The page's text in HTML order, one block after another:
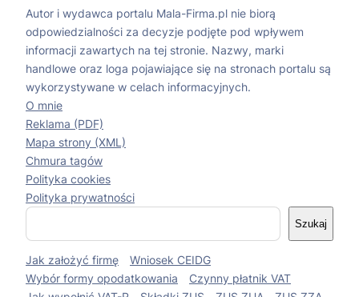
Autor i wydawca portalu Mala-Firma.pl nie biorą
odpowiedzialności za decyzje podjęte pod wpływem
informacji zawartych na tej stronie. Nazwy, marki
handlowe oraz loga pojawiające się na stronach portalu są
wykorzystywane w celach informacyjnych.
O mnie
Reklama (PDF)
Mapa strony (XML)
Chmura tagów
Polityka cookies
Polityka prywatności
S
k
a
Szukaj
Jak założyć firmę
Wniosek CEIDG
Wybór formy opodatkowania
Czynny płatnik VAT